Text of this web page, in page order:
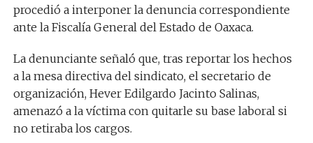
procedió a interponer la denuncia correspondiente
ante la Fiscalía General del Estado de Oaxaca.
La denunciante señaló que, tras reportar los hechos
a la mesa directiva del sindicato, el secretario de
organización, Hever Edilgardo Jacinto Salinas,
amenazó a la víctima con quitarle su base laboral si
no retiraba los cargos.